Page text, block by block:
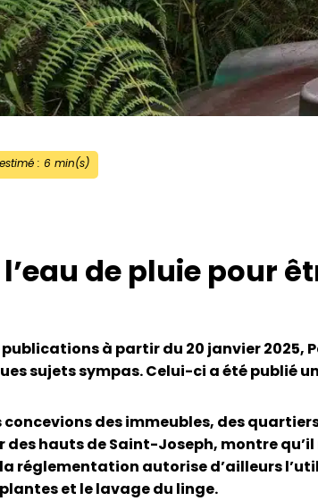
: 6 min(s)
de pluie pour
à partir du 20 janvier 2025,
sujets sympas. Celui-ci a été publié
concevions des immeubles, des
hauts de Saint-Joseph, montre
la réglementation autorise d’ailleurs
et le lavage du linge.